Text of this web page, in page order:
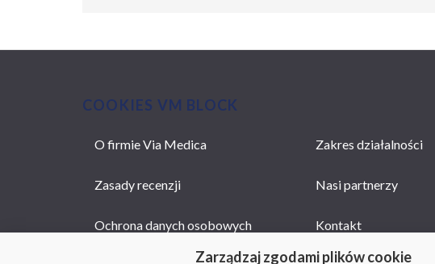
COOKIES VM BLOCK
Zarządzaj zgodami plików cookie
MAIN
O firmie Via Medica Zakres działalności
Zasady recenzji Nasi partnerzy
Ochrona danych osobowych Kontakt